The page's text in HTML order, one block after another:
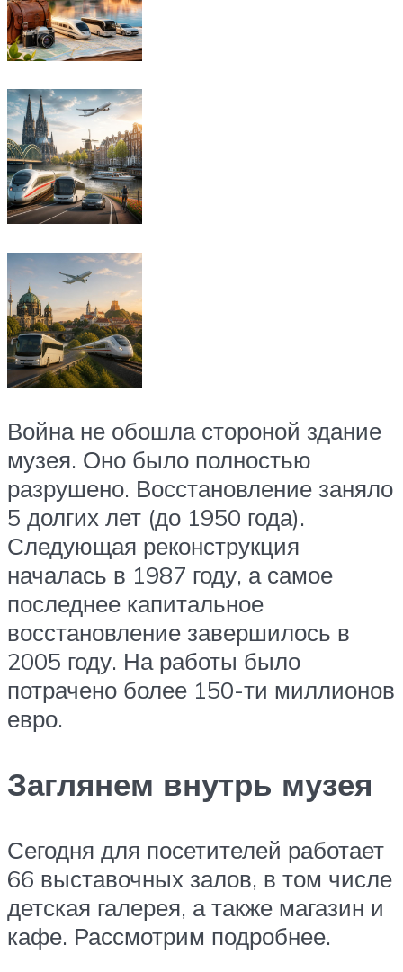
Война не обошла стороной здание
музея. Оно было полностью
разрушено. Восстановление заняло
5 долгих лет (до 1950 года).
Следующая реконструкция
началась в 1987 году, а самое
последнее капитальное
восстановление завершилось в
2005 году. На работы было
потрачено более 150-ти миллионов
евро.
Заглянем внутрь музея
Сегодня для посетителей работает
66 выставочных залов, в том числе
детская галерея, а также магазин и
кафе. Рассмотрим подробнее.